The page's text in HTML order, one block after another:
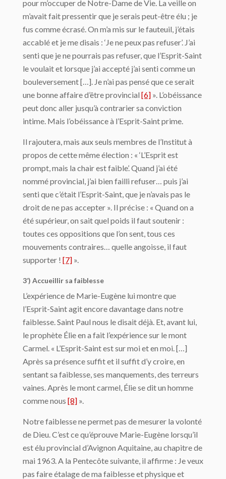
pour m’occuper de Notre-Dame de Vie. La veille on
m’avait fait pressentir que je serais peut-être élu ; je
fus comme écrasé. On m’a mis sur le fauteuil, j’étais
accablé et je me disais : ‘Je ne peux pas refuser’. J’ai
senti que je ne pourrais pas refuser, que l’Esprit-Saint
le voulait et lorsque j’ai accepté j’ai senti comme un
bouleversement […]. Je n’ai pas pensé que ce serait
une bonne affaire d’être provincial [6] ». L’obéissance
peut donc aller jusqu’à contrarier sa conviction
intime. Mais l’obéissance à l’Esprit-Saint prime.
Il rajoutera, mais aux seuls membres de l’Institut à
propos de cette même élection : « ‘L’Esprit est
prompt, mais la chair est faible’. Quand j’ai été
nommé provincial, j’ai bien failli refuser… puis j’ai
senti que c’était l’Esprit-Saint, que je n’avais pas le
droit de ne pas accepter ». Il précise : « Quand on a
été supérieur, on sait quel poids il faut soutenir :
toutes ces oppositions que l’on sent, tous ces
mouvements contraires… quelle angoisse, il faut
supporter ! [7] ».
3’) Accueillir sa faiblesse
L’expérience de Marie-Eugène lui montre que
l’Esprit-Saint agit encore davantage dans notre
faiblesse. Saint Paul nous le disait déjà. Et, avant lui,
le prophète Élie en a fait l’expérience sur le mont
Carmel. « L’Esprit-Saint est sur moi et en moi. […]
Après sa présence suffit et il suffit d’y croire, en
sentant sa faiblesse, ses manquements, des terreurs
vaines. Après le mont carmel, Élie se dit un homme
comme nous [8] ».
Notre faiblesse ne permet pas de mesurer la volonté
de Dieu. C’est ce qu’éprouve Marie-Eugène lorsqu’il
est élu provincial d’Avignon Aquitaine, au chapitre de
mai 1963. A la Pentecôte suivante, il affirme : Je veux
pas faire étalage de ma faiblesse et physique et